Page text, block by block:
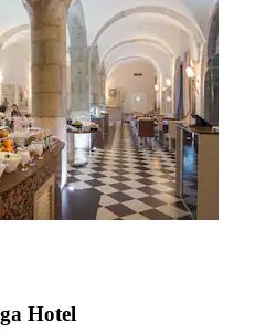
Hotel